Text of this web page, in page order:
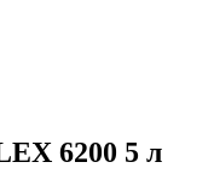
6200 5 л